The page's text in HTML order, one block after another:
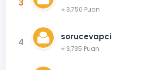
⭐ 3,750 Puan
4 sorucevapci
⭐ 3,735 Puan